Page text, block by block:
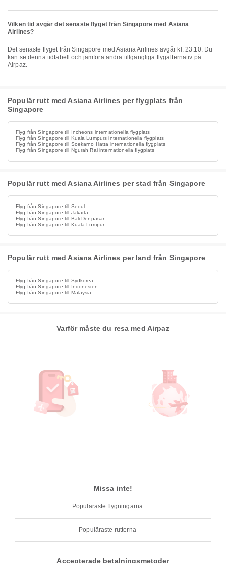
Vilken tid avgår det senaste flyget från Singapore med Asiana
Airlines?
Det senaste flyget från Singapore med Asiana Airlines avgår kl. 23:10. Du
kan se denna tidtabell och jämföra andra tillgängliga flygalternativ på
Airpaz.
Populär rutt med Asiana Airlines per flygplats från
Singapore
Flyg från Singapore till Incheons internationella flygplats
Flyg från Singapore till Kuala Lumpurs internationella flygplats
Flyg från Singapore till Soekarno Hatta internationella flygplats
Flyg från Singapore till Ngurah Rai internationella flygplats
Populär rutt med Asiana Airlines per stad från Singapore
Flyg från Singapore till Seoul
Flyg från Singapore till Jakarta
Flyg från Singapore till Bali Denpasar
Flyg från Singapore till Kuala Lumpur
Populär rutt med Asiana Airlines per land från Singapore
Flyg från Singapore till Sydkorea
Flyg från Singapore till Indonesien
Flyg från Singapore till Malaysia
Varför måste du resa med Airpaz
Missa inte!
Populäraste flygningarna
Populäraste rutterna
Accepterade betalningsmetoder